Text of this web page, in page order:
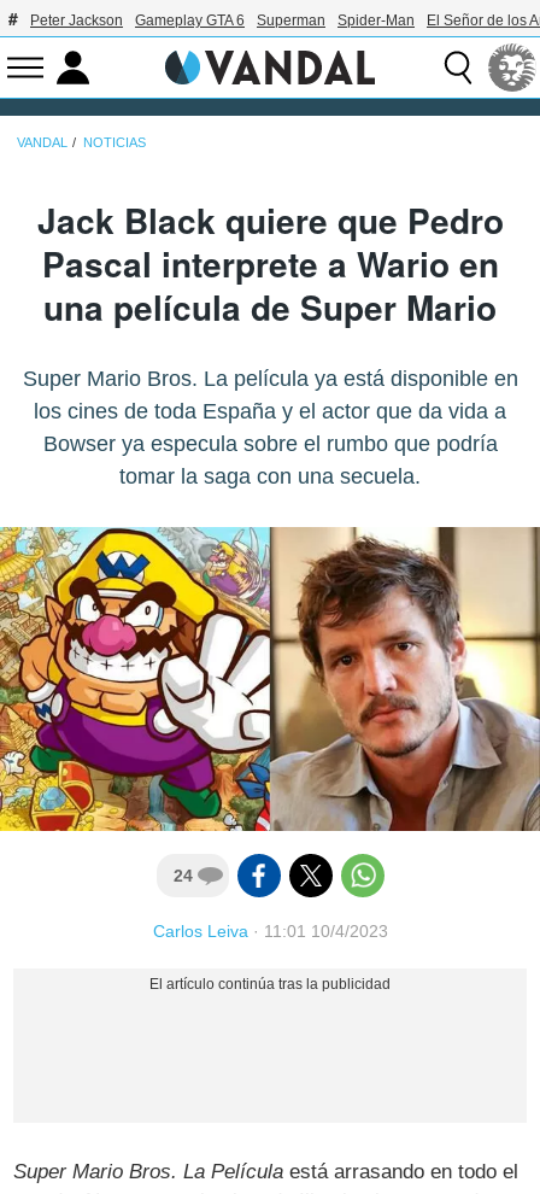
Peter Jackson Gameplay GTA 6 Superman Spider-Man El Señor de los
VANDAL NOTICIAS
Jack Black quiere que Pedro
Pascal interprete a Wario en
una película de Super Mario
Super Mario Bros. La película ya está disponible en
los cines de toda España y el actor que da vida a
Bowser ya especula sobre el rumbo que podría
tomar la saga con una secuela.
24
Carlos Leiva· 11:01 10/4/2023
Super Mario Bros. La Película está arrasando en todo el